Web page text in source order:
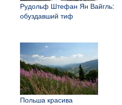
Рудольф Штефан Ян Вайгль:
обуздавший тиф
Польша красива